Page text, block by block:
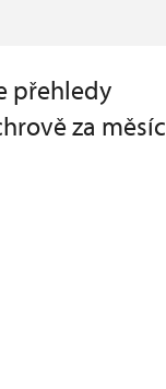
přehledy
za měsíc